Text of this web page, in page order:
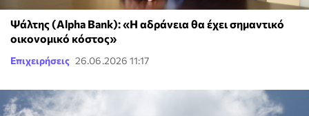
Ψάλτης (Alpha Bank): «Η αδράνεια θα έχει σημαντικό
οικονομικό κόστος»
Επιχειρήσεις 26.06.2026 11:17